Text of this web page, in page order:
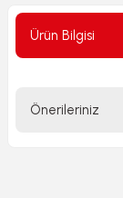
Ürün Bilgisi
Önerileriniz